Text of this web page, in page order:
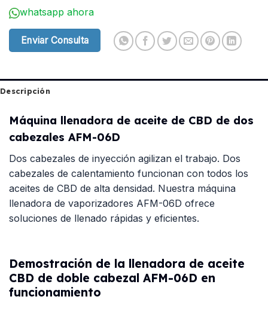
whatsapp ahora
Enviar Consulta
Descripción
Máquina llenadora de aceite de CBD de dos
cabezales AFM-06D
Dos cabezales de inyección agilizan el trabajo. Dos
cabezales de calentamiento funcionan con todos los
aceites de CBD de alta densidad. Nuestra máquina
llenadora de vaporizadores AFM-06D ofrece
soluciones de llenado rápidas y eficientes.
Demostración de la llenadora de aceite
CBD de doble cabezal AFM-06D en
funcionamiento